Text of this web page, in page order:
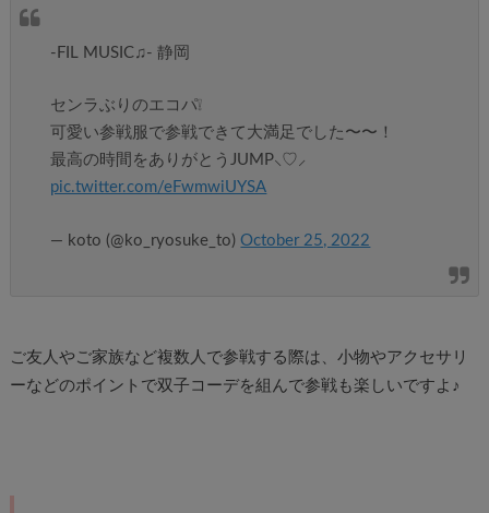
-FIL MUSIC♫- 静岡
センラぶりのエコパ❕
可愛い参戦服で参戦できて大満足でした〜〜！
最高の時間をありがとうJUMP⸜♡⸝
pic.twitter.com/eFwmwiUYSA
— koto (@ko_ryosuke_to)October 25, 2022
ご友人やご家族など複数人で参戦する際は、小物やアクセサリ
ーなどのポイントで双子コーデを組んで参戦も楽しいですよ♪